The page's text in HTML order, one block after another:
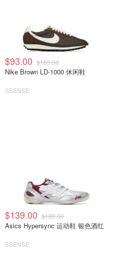
$93.00 $185.00
Nike Brown LD-1000 休闲鞋
SSENSE
$139.00 $185.00
Asics Hypersync 运动鞋 银色酒红
SSENSE